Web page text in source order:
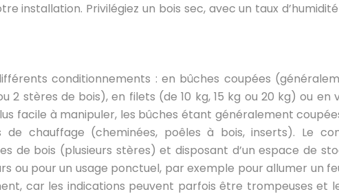
installation. Privilégiez un bois sec, avec un taux
conditionnements : en bûches coupées
2 stères de bois), en filets (de 10 kg, 15 kg ou 20 kg) ou
facile à manipuler, les bûches étant généralement
de chauffage (cheminées, poêles à bois, inserts). Le
bois (plusieurs stères) et disposant d’un espace de
pour un usage ponctuel, par exemple pour allumer un
car les indications peuvent parfois être trompeuses et